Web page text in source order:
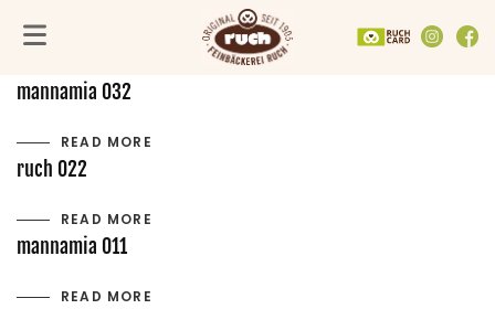
FACH­GESCHÄFTE
Alle Fachgeschäfte
Göttingen
Hildesheim
Northeim
PRODUKTE
VEGANE PRODUKTE
GUTSCHEINE
AKTIONEN
UNTERNEHMEN
Feinbäckerei Ruch
Mannamia
Backmanufaktur
Nachhaltig & regional
Gemeinsam Gutes tun
mannamia 032
READ MORE
ruch 022
READ MORE
mannamia 011
READ MORE